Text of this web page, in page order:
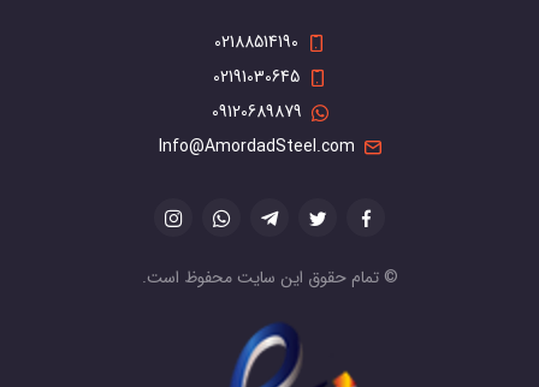
02188514190
02191030645
09120689879
Info@AmordadSteel.com
© تمام حقوق این سایت محفوظ است.